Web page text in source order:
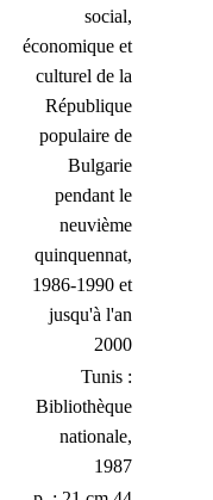
social,
économique et
culturel de la
République
populaire de
Bulgarie
pendant le
neuvième
quinquennat,
1986-1990 et
jusqu'à l'an
2000
Tunis :
Bibliothèque
nationale,
1987